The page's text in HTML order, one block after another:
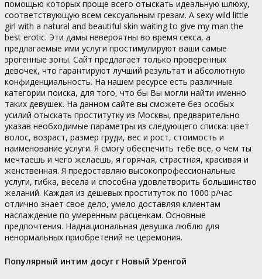
помощью которых проще всего отыскать идеальную шлюху,
соответствующую всем сексуальным грезам. A sexy wild little
girl with a natural and beautiful skin waiting to give my man the
best erotic. Эти дамы невероятны во время секса, а
предлагаемые ими услуги простимулируют ваши самые
эрогенные зоны. Сайт предлагает только проверенных
девочек, что гарантируют лучший результат и абсолютную
конфиденциальность. На нашем ресурсе есть различные
категории поиска, для того, что бы Вы могли найти именно
таких девушек. На данном сайте вы сможете без особых
усилий отыскать проститутку из Москвы, предварительно
указав необходимые параметры из следующего списка: цвет
волос, возраст, размер груди, вес и рост, стоимость и
наименование услуги. Я смогу обеспечить тебе все, о чем ты
мечтаешь и чего желаешь, я горячая, страстная, красивая и
женственная. Я предоставляю высокопрофессиональные
услуги, гибка, весела и способна удовлетворить большинство
желаний. Каждая из дешевых проституток по 1000 р/час
отлично знает свое дело, умело доставляя клиентам
наслаждение по умеренным расценкам. Основные
предпочтения. Наднациональная девушка люблю для
ненормальных приобретений не церемония.
Популярный интим досуг г Новый Уренгой